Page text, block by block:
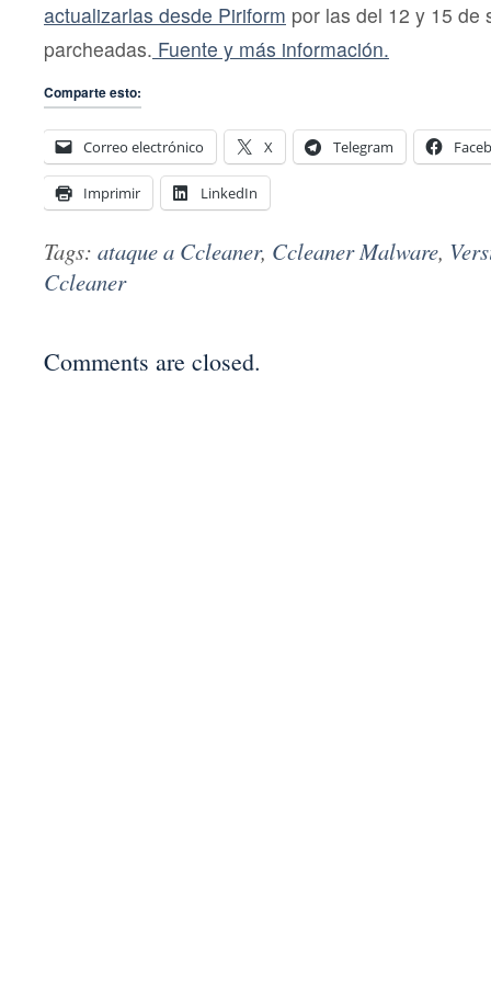
actualizarlas desde Piriform por las del 12 y 15 de
parcheadas. Fuente y más información.
Comparte esto:
Correo electrónico X Telegram
Imprimir LinkedIn
Tags: ataque a Ccleaner, Ccleaner Malware,
Ccleaner
Comments are closed.